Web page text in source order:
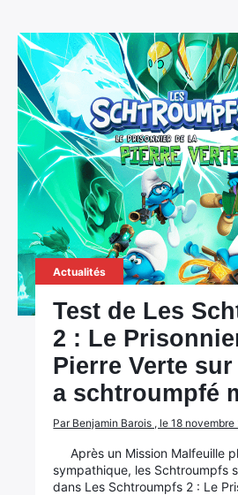
Actualités
Test de Les
2 : Le
Pierre Verte sur
a schtroumpfé
Par Benjamin Barois , le 18
Après un Mission Malfeuille
sympathique, les Schtroumpfs
dans Les Schtroumpfs 2 : Le